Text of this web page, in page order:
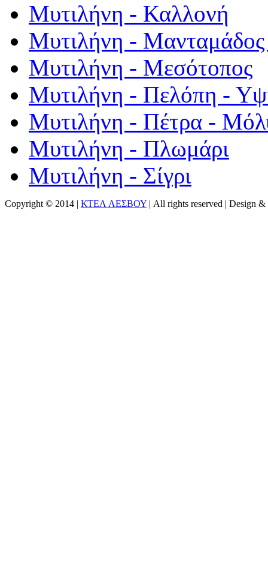
Μυτιλήνη - Καλλονή
Μυτιλήνη - Μανταμάδος
Μυτιλήνη - Μεσότοπος
Μυτιλήνη - Πελόπη -
Μυτιλήνη - Πέτρα -
Μυτιλήνη - Πλωμάρι
Μυτιλήνη - Σίγρι
Copyright © 2014 | ΚΤΕΛ ΛΕΣΒΟΥ | All rights reserved | Design &